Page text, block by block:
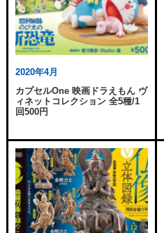
2020年4月
カプセルOne 映画ドラえもん ヴ
ィネットコレクション 全5種/1
回500円